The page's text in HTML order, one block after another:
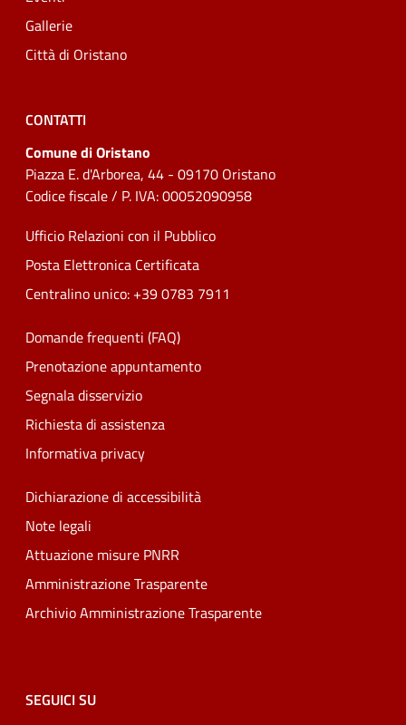
Gallerie
Città di Oristano
CONTATTI
Comune di Oristano
Piazza E. d'Arborea, 44 - 09170 Oristano
Codice fiscale / P. IVA: 00052090958
Ufficio Relazioni con il Pubblico
Posta Elettronica Certificata
Centralino unico: +39 0783 7911
Domande frequenti (FAQ)
Prenotazione appuntamento
Segnala disservizio
Richiesta di assistenza
Informativa privacy
Dichiarazione di accessibilità
Note legali
Attuazione misure PNRR
Amministrazione Trasparente
Archivio Amministrazione Trasparente
SEGUICI SU